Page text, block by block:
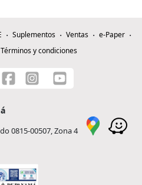
Suplementos Ventas
e-Paper
Términos y condiciones
0815-00507, Zona 4